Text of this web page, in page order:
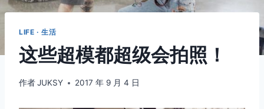
LIFE · 生活
这些超模都超级会拍照！
作者JUKSY 2017 年 9 月 4 日